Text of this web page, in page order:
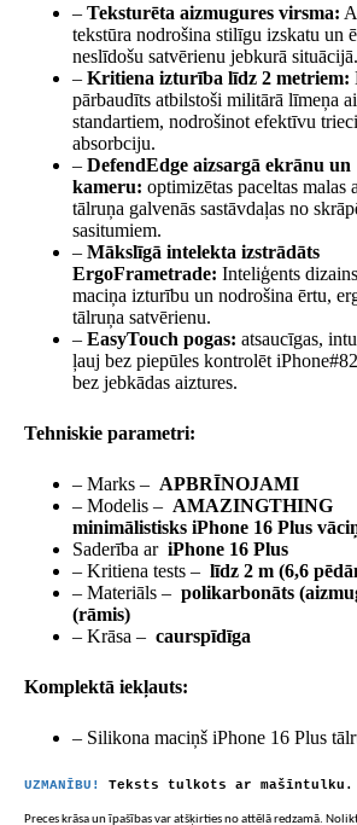
– Teksturēta aizmugures virsma:
tekstūra nodrošina stilīgu izskatu un
neslīdošu satvērienu jebkurā situācijā.
– Kritiena izturība līdz 2 metriem:
pārbaudīts atbilstoši militārā līmeņa
standartiem, nodrošinot efektīvu
absorbciju.
– DefendEdge aizsargā ekrānu un
kameru: optimizētas paceltas malas
tālruņa galvenās sastāvdaļas no
sasitumiem.
– Mākslīgā intelekta izstrādāts
ErgoFrametrade: Inteliģents
maciņa izturību un nodrošina ērtu,
tālruņa satvērienu.
– EasyTouch pogas: atsaucīgas,
ļauj bez piepūles kontrolēt
bez jebkādas aiztures.
Tehniskie parametri:
– Marks – APBRĪNOJAMI
– Modelis – AMAZINGTHING
minimālistisks iPhone 16 Plus
Saderība ar iPhone 16 Plus
– Kritiena tests – līdz 2 m (6,6
– Materiāls – polikarbonāts
(rāmis)
– Krāsa – caurspīdīga
Komplektā iekļauts:
– Silikona maciņš iPhone 16 Plus
UZMANĪBU! Teksts tulkots ar mašīntulku.
Preces krāsa un īpašības var atšķirties no attēlā redzamā.